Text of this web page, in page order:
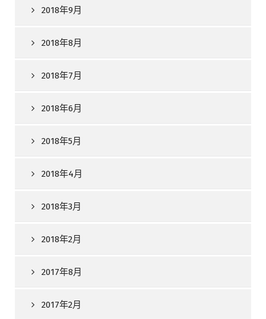
2018年9月
2018年8月
2018年7月
2018年6月
2018年5月
2018年4月
2018年3月
2018年2月
2017年8月
2017年2月